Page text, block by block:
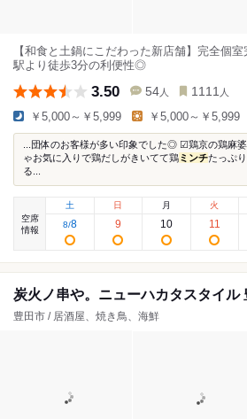
【和食と土鍋にこだわった新店舗】完全個
駅より徒歩3分の利便性◎
3.50 54 人 1111 人
￥5,000～￥5,999 ￥5,000～￥5,999
...団体のお客様が多い印象でした◎ ︎︎︎︎︎︎☑︎鶏京の鶏麻
ゃお気に入りで鶏だしがきいてて鶏ミンチたっぷ
る...
空席
情報
土
8/8
日
9
月
10
火
11
炭火ノ串や。ニューハカタスタイル
豊田市 / 居酒屋、焼き鳥、海鮮